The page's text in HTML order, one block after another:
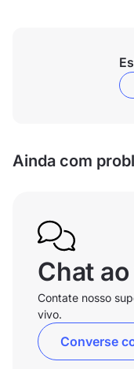
Ainda com
Chat
Contate nosso
vivo.
Converse